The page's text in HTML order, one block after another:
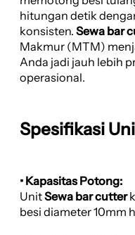
hitungan detik
konsisten. Sewa bar
Makmur (MTM)
Anda jadi jauh lebih
operasional.
Spesifikasi
• Kapasitas Potong:
UnitSewa bar cutter
besi diameter 10mm